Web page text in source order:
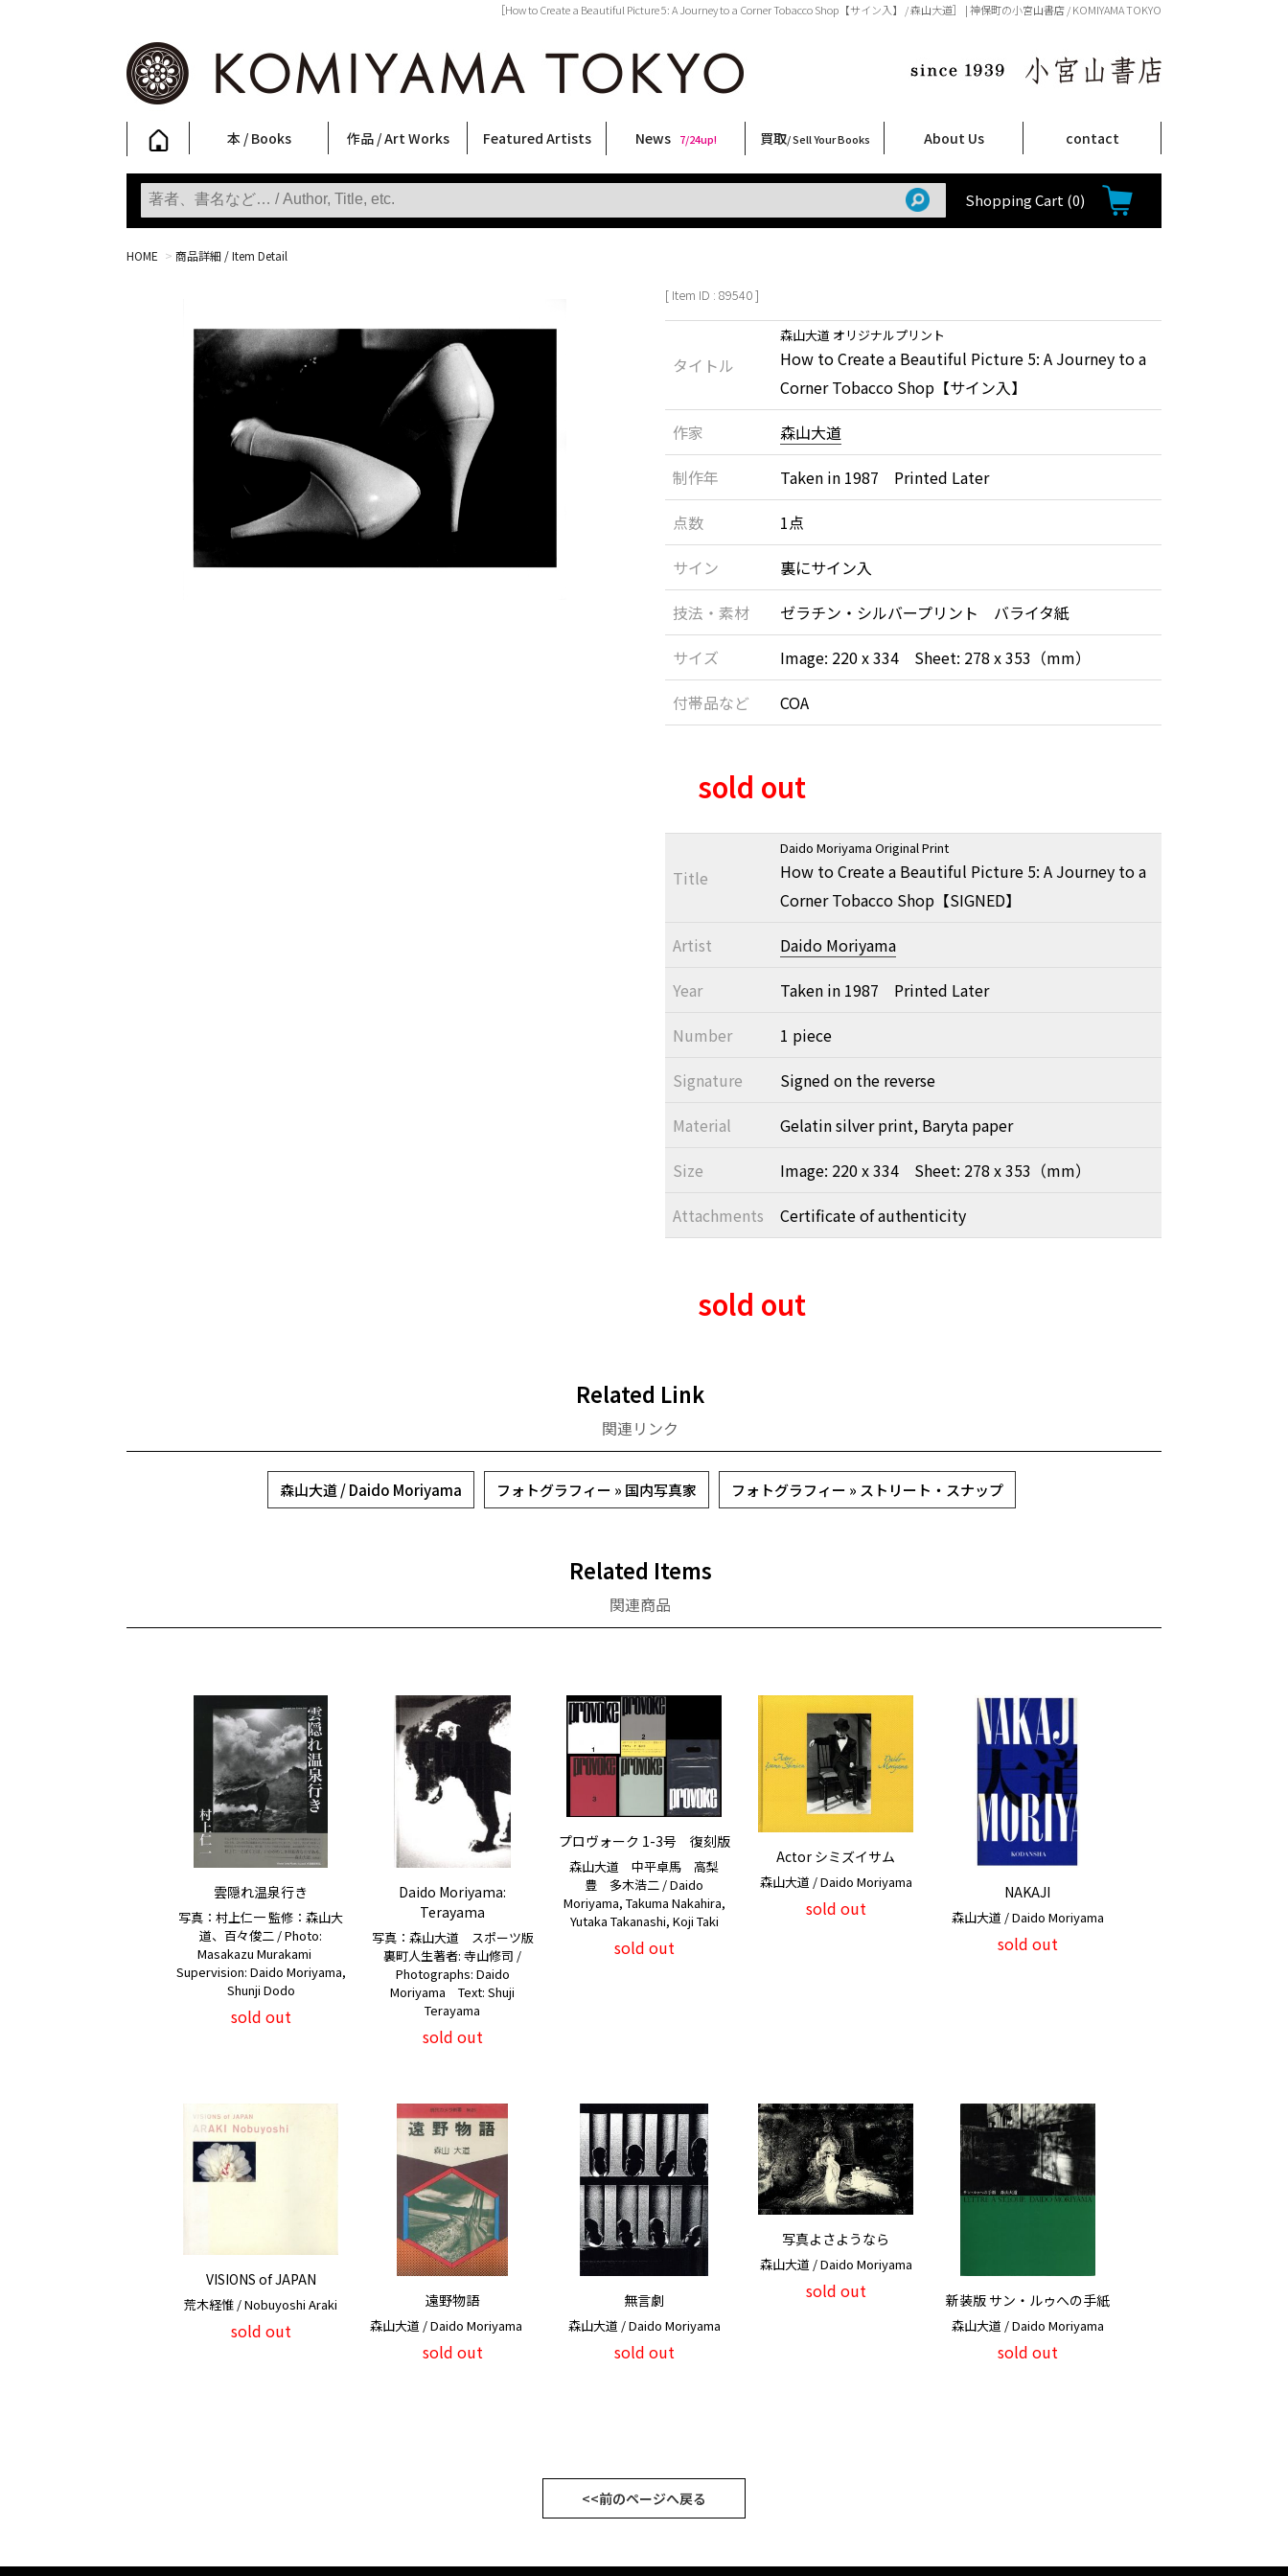
［How to Create a Beautiful Picture 5: A Journey to a Corner Tobacco Shop【サイン入】 / 森山大道］ | 神保町の小宮山書店 / KOMIYAMA TOKYO
本 / Books
写真集
Photobooks
ファッション
Fashion
アート / 美術
Art
文学・人文
Literature & Humanities
日本文化
Japanese Culture
新刊
New Books
SALE
SALE
作品 / Art Works
フォトグラフィー
Photography
ポスター
Posters
ストリートアート
Street Art
立体・その他
Sculptures / etc
アートワークス
Art Works
Primary Artworks
KOMIYAMA TOKYO ART LABEL
版画
Prints
Featured Artists
稲嶺啓一(東風終)
村田言恵
丸岡和吾
Rico Casella
キム・ロートン
菅谷晋一
柴田亜美
内藤啓介
CHRIS
森山大道
天野タケル
林月光
三島由紀夫
春川ナミオ
須藤昌人
佐伯俊男
秋赤音
三島剛
北島敬三
大西洋介
内藤ルネ
大類信
二本木里美
横尾忠則
COOKIE
News 7/24up!
新着・おすすめ商品 9/7up!
フェア・イベント情報 7/24up!
お店からのお知らせ 6/1up!
買取/ Sell Your Books
買取ブログ
買取専用フォーム
古書 / 古本の買取
美術品の買取
出張買取について
宅配買取について
店頭買取について
よくある質問
About Us
店舗案内
Shop Infomation
ご注文について
How to Order
特定商取引法に関する表示
プライバシーポリシー
contact
Shopping Cart (0)
HOME > 商品詳細 / Item Detail
[ Item ID : 89540 ]
タイトル
森山大道 オリジナルプリント
How to Create a Beautiful Picture 5: A Journey to a
Corner Tobacco Shop【サイン入】
作家
森山大道
制作年
Taken in 1987 Printed Later
点数
1点
サイン
裏にサイン入
技法・素材
ゼラチン・シルバープリント バライタ紙
サイズ
Image: 220 x 334 Sheet: 278 x 353（mm）
付帯品など
COA
sold out
Title
Daido Moriyama Original Print
How to Create a Beautiful Picture 5: A Journey to a
Corner Tobacco Shop【SIGNED】
Artist
Daido Moriyama
Year
Taken in 1987 Printed Later
Number
1 piece
Signature
Signed on the reverse
Material
Gelatin silver print, Baryta paper
Size
Image: 220 x 334 Sheet: 278 x 353（mm）
Attachments
Certificate of authenticity
sold out
Related Link
関連リンク
森山大道 / Daido Moriyama フォトグラフィー » 国内写真家 フォトグラフィー » ストリート・スナップ
Related Items
関連商品
雲隠れ温泉行き
写真：村上仁一 監修：森山大
道、百々俊二 / Photo:
Masakazu Murakami
Supervision: Daido Moriyama,
Shunji Dodo
sold out
Daido Moriyama:
Terayama
写真：森山大道 スポーツ版
裏町人生著者: 寺山修司 /
Photographs: Daido
Moriyama Text: Shuji
Terayama
sold out
プロヴォーク 1-3号 復刻版
森山大道 中平卓馬 高梨
豊 多木浩二 / Daido
Moriyama, Takuma Nakahira,
Yutaka Takanashi, Koji Taki
sold out
Actor シミズイサム
森山大道 / Daido Moriyama
sold out
NAKAJI
森山大道 / Daido Moriyama
sold out
VISIONS of JAPAN
荒木経惟 / Nobuyoshi Araki
sold out
遠野物語
森山大道 / Daido Moriyama
sold out
無言劇
森山大道 / Daido Moriyama
sold out
写真よさようなら
森山大道 / Daido Moriyama
sold out 新装版 サン・ルゥへの手紙
森山大道 / Daido Moriyama
sold out
<<前のページへ戻る